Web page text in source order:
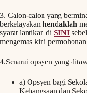
3. Calon-calon yang
berkelayakan hendaklah
syarat lantikan di SINI
mengemas kini permohonan.
4.Senarai opsyen yang
a) Opsyen bagi
Kebangsaan dan